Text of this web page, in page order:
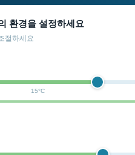
환경을 설정하세요
절하세요
15°C